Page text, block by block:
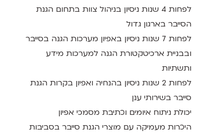
לפחות 4 שנות ניסיון בניהול צוות בתחום הגנת
הסייבר בארגון גדול
לפחות 7 שנות ניסיון באפיון מערכות הגנה בסייבר
ובבניית ארכיטקטורת הגנה למערכות מידע
ותשתיות
לפחות 2 שנות ניסיון בהנחיה ואפיון בקרות הגנת
סייבר בשירותי ענן
יכולת ניתוח איומים וכתיבת מסמכי אפיון
היכרות מעמיקה עם מוצרי הגנת סייבר בסביבות